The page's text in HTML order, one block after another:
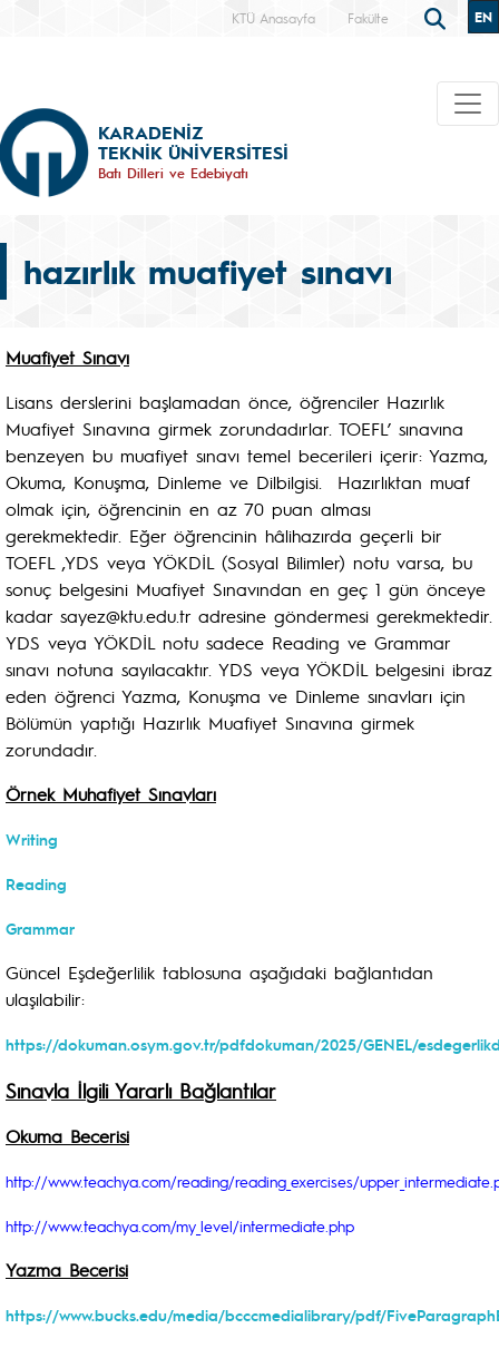
KTÜ Anasayfa Fakülte EN
KARADENİZ
TEKNİK ÜNİVERSİTESİ
Batı Dilleri ve Edebiyatı
hazırlık muafiyet sınavı
Muafiyet Sınavı
Lisans derslerini başlamadan önce, öğrenciler Hazırlık
Muafiyet Sınavına girmek zorundadırlar. TOEFL’ sınavına
benzeyen bu muafiyet sınavı temel becerileri içerir: Yazma,
Okuma, Konuşma, Dinleme ve Dilbilgisi. Hazırlıktan muaf
olmak için, öğrencinin en az 70 puan alması
gerekmektedir. Eğer öğrencinin hâlihazırda geçerli bir
TOEFL ,YDS veya YÖKDİL (Sosyal Bilimler) notu varsa, bu
sonuç belgesini Muafiyet Sınavından en geç 1 gün önceye
kadar sayez@ktu.edu.tr adresine göndermesi gerekmektedir.
YDS veya YÖKDİL notu sadece Reading ve Grammar
sınavı notuna sayılacaktır. YDS veya YÖKDİL belgesini ibraz
eden öğrenci Yazma, Konuşma ve Dinleme sınavları için
Bölümün yaptığı Hazırlık Muafiyet Sınavına girmek
zorundadır.
Örnek Muhafiyet Sınavları
Writing
Reading
Grammar
Güncel Eşdeğerlilik tablosuna aşağıdaki bağlantıdan
ulaşılabilir:
https://dokuman.osym.gov.tr/pdfdokuman/2025/GENEL/
Sınavla İlgili Yararlı Bağlantılar
Okuma Becerisi
http://www.teachya.com/reading/reading_exercises/
http://www.teachya.com/my_level/intermediate.php
Yazma Becerisi
https://www.bucks.edu/media/bcccmedialibrary/pdf/